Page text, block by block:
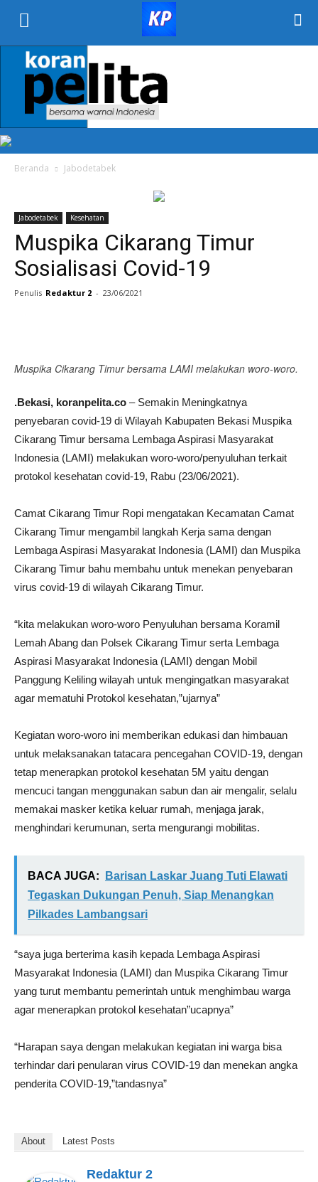
PELITA
Beranda Jabodetabek
Jabodetabek Kesehatan
Muspika Cikarang Timur
Sosialisasi Covid-19
Penulis Redaktur 2 - 23/06/2021
Muspika Cikarang Timur bersama LAMI melakukan woro-woro.
.Bekasi, koranpelita.co – Semakin Meningkatnya
penyebaran covid-19 di Wilayah Kabupaten Bekasi Muspika
Cikarang Timur bersama Lembaga Aspirasi Masyarakat
Indonesia (LAMI) melakukan woro-woro/penyuluhan terkait
protokol kesehatan covid-19, Rabu (23/06/2021).
Camat Cikarang Timur Ropi mengatakan Kecamatan Camat
Cikarang Timur mengambil langkah Kerja sama dengan
Lembaga Aspirasi Masyarakat Indonesia (LAMI) dan Muspika
Cikarang Timur bahu membahu untuk menekan penyebaran
virus covid-19 di wilayah Cikarang Timur.
“kita melakukan woro-woro Penyuluhan bersama Koramil
Lemah Abang dan Polsek Cikarang Timur serta Lembaga
Aspirasi Masyarakat Indonesia (LAMI) dengan Mobil
Panggung Keliling wilayah untuk mengingatkan masyarakat
agar mematuhi Protokol kesehatan,”ujarnya”
Kegiatan woro-woro ini memberikan edukasi dan himbauan
untuk melaksanakan tatacara pencegahan COVID-19, dengan
tetap menerapkan protokol kesehatan 5M yaitu dengan
mencuci tangan menggunakan sabun dan air mengalir, selalu
memakai masker ketika keluar rumah, menjaga jarak,
menghindari kerumunan, serta mengurangi mobilitas.
BACA JUGA:
Barisan Laskar Juang Tuti Elawati
Tegaskan Dukungan Penuh, Siap Menangkan
Pilkades Lambangsari
“saya juga berterima kasih kepada Lembaga Aspirasi
Masyarakat Indonesia (LAMI) dan Muspika Cikarang Timur
yang turut membantu pemerintah untuk menghimbau warga
agar menerapkan protokol kesehatan”ucapnya”
“Harapan saya dengan melakukan kegiatan ini warga bisa
terhindar dari penularan virus COVID-19 dan menekan angka
penderita COVID-19,”tandasnya”
About Latest Posts
Redaktur 2